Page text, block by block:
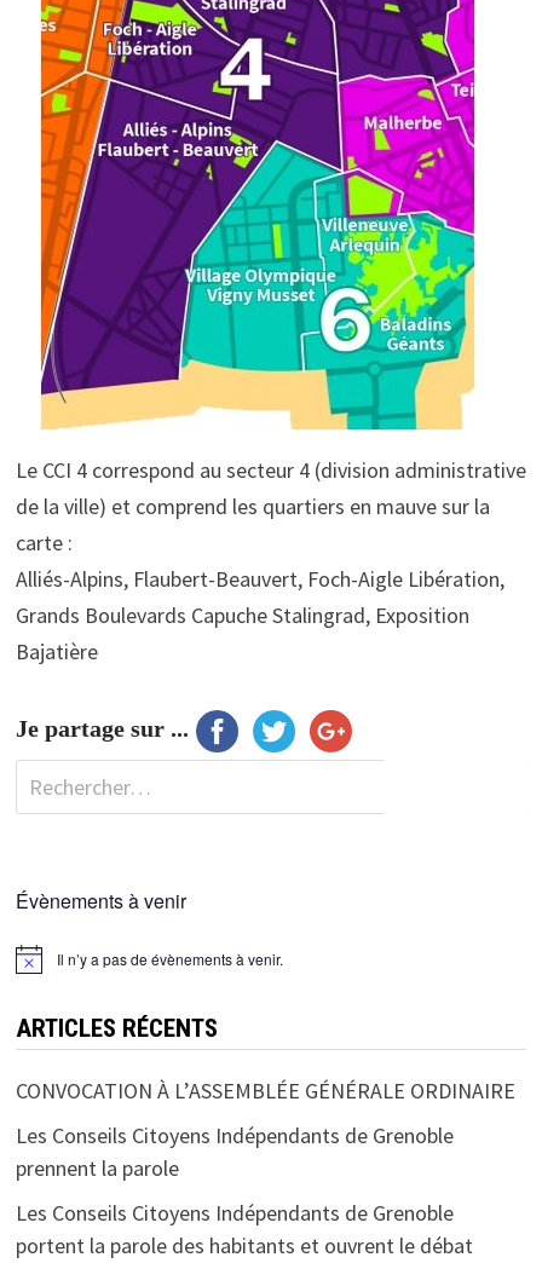
Le CCI 4 correspond au secteur 4 (division administrative
de la ville) et comprend les quartiers en mauve sur la
carte :
Alliés-Alpins, Flaubert-Beauvert, Foch-Aigle Libération,
Grands Boulevards Capuche Stalingrad, Exposition
Bajatière
Je partage sur ...
Rechercher :
Évènements à venir
Il n’y a pas de évènements à venir.
ARTICLES RÉCENTS
CONVOCATION À L’ASSEMBLÉE GÉNÉRALE ORDINAIRE
Les Conseils Citoyens Indépendants de Grenoble
prennent la parole
Les Conseils Citoyens Indépendants de Grenoble
portent la parole des habitants et ouvrent le débat